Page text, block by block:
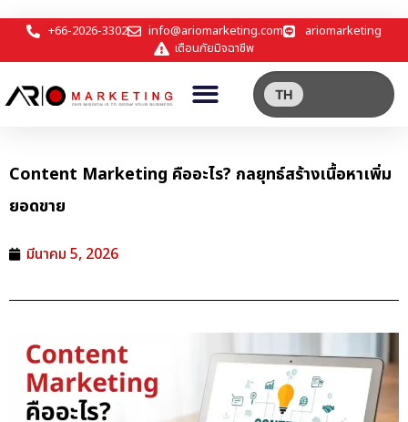
+66-2026-3302 info@ariomarketing.com
ariomarketing
เตือนภัยมิจฉาชีพ
TH
Content Marketing คืออะไร? กลยุทธ์สร้างเนื้อหาเพิ่ม
ยอดขาย
มีนาคม 5, 2026